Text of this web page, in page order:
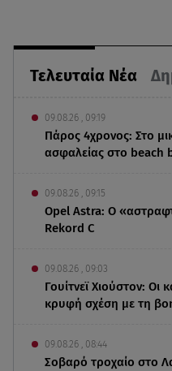
Τελευταία Νέα
09.08.26 , 09:19
Πάρος 4χρονος: Στο
ασφαλείας στο beach
09.08.26 , 09:15
Opel Astra: Ο
Rekord C
09.08.26 , 09:03
Γουίτνεϊ Χιούστον: Οι
κρυφή σχέση με τη
09.08.26 , 08:44
Σοβαρό τροχαίο στο